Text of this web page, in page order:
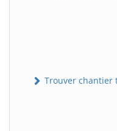
Trouver chantier